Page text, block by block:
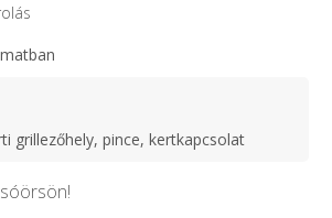
grillezőhely, pince, kertkapcsolat